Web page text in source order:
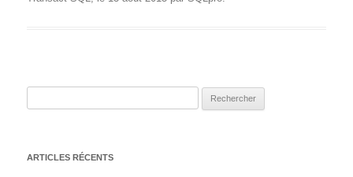
ARTICLES RÉCENTS